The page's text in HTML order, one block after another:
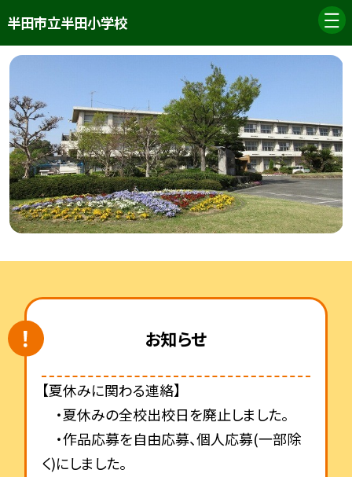
半田市立半田小学校
お知らせ
【夏休みに関わる連絡】
・夏休みの全校出校日を廃止しました。
・作品応募を自由応募、個人応募(一部除
く)にしました。